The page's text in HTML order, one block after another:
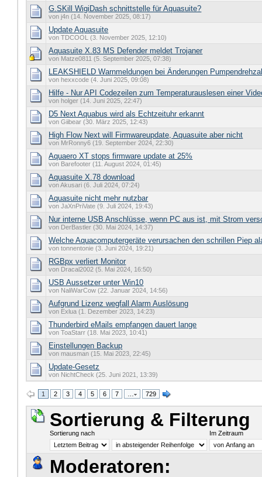
G.SKill WigiDash schnittstelle für Aquasuite?
von j4n (14. November 2025, 08:17)
Update Aquasuite
von TDCOOL (3. November 2025, 12:10)
Aquasuite X.83 MS Defender meldet Trojaner
von Matze0811 (5. September 2025, 07:38)
LEAKSHIELD Warnmeldungen bei Änderungen
von hexxcode (4. Juni 2025, 09:08)
Hilfe - Nur API Codezeilen zum Temperaturauslesen einer
von holger (14. Juni 2025, 22:47)
D5 Next Aquabus wird als Echtzeituhr erkannt
von Giibear (30. März 2025, 12:43)
High Flow Next will Firmwareupdate, Aquasuite aber nicht
von MrRonny6 (19. September 2024, 22:30)
Aquaero XT stops firmware update at 25%
von Barefooter (11. August 2024, 01:45)
Aquasuite X.78 download
von Akusari (6. Juli 2024, 07:24)
Aquasuite nicht mehr nutzbar
von JaXnPriVate (9. Juli 2024, 19:43)
Nur interne USB Anschlüsse, wenn PC aus ist, mit Strom
von DerBastler (30. Mai 2024, 14:37)
Welche Aquacomputergeräte verursachen den schrillen Piep
von tonnentonie (3. Juni 2024, 19:21)
RGBpx verliert Monitor
von Dracal2002 (5. Mai 2024, 16:50)
USB Aussetzer unter Win10
von NaliWarCow (22. Januar 2024, 14:56)
Aufgrund Lizenz wegfall Alarm Auslösung
von Exlua (1. Dezember 2023, 14:23)
Thunderbird eMails empfangen dauert lange
von ToaStarr (18. Mai 2023, 10:41)
Einstellungen Backup
von mausman (15. Mai 2023, 22:45)
Update-Gesetz
von NichtCheck (25. Juni 2021, 13:39)
1 2 3 4 5 6 7 … 729
Sortierung & Filterung
Sortierung nach Im Zeitraum
Moderatoren: